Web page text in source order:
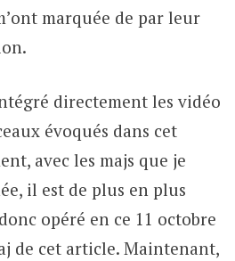
marquée de par leur
directement les vidéo
évoqués dans cet
avec les majs que je
il est de plus en plus
opéré en ce 11 octobre
de cet article. Maintenant,